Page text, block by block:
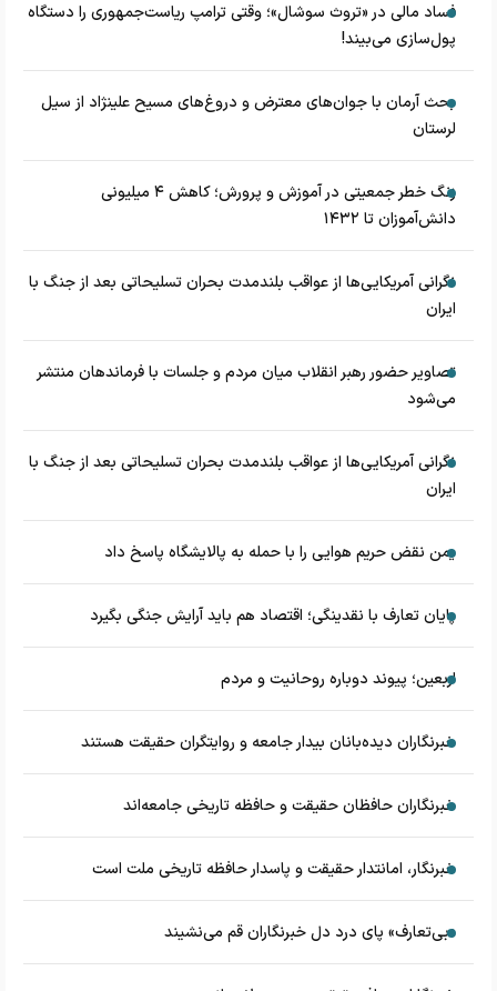
فساد مالی در «تروث سوشال»؛ وقتی ترامپ ریاست‌جمهوری را دستگاه
پول‌سازی می‌بیند!
بحث آرمان با جوان‌های معترض و دروغ‌های مسیح علینژاد از سیل
لرستان
زنگ خطر جمعیتی در آموزش و پرورش؛ کاهش ۴ میلیونی
دانش‌آموزان تا ۱۴۳۲
نگرانی آمریکایی‌ها از عواقب بلندمدت بحران تسلیحاتی بعد از جنگ با
ایران
تصاویر حضور رهبر انقلاب میان مردم و جلسات با فرماندهان منتشر
می‌شود
نگرانی آمریکایی‌ها از عواقب بلندمدت بحران تسلیحاتی بعد از جنگ با
ایران
یمن نقض حریم هوایی را با حمله به پالایشگاه پاسخ داد
پایان تعارف با نقدینگی؛ اقتصاد هم باید آرایش جنگی بگیرد
اربعین؛ پیوند دوباره روحانیت و مردم
خبرنگاران دیده‌بانان بیدار جامعه و روایتگران حقیقت هستند
خبرنگاران حافظان حقیقت و حافظه تاریخی جامعه‌اند
خبرنگار، امانتدار حقیقت و پاسدار حافظه تاریخی ملت است
«بی‌تعارف» پای درد دل خبرنگاران قم می‌نشیند